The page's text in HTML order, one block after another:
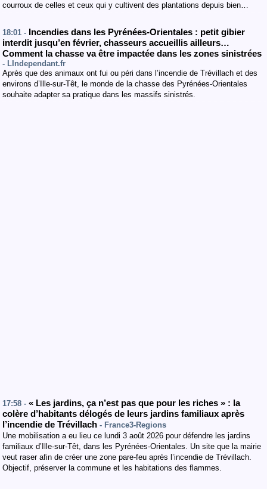
courroux de celles et ceux qui y cultivent des plantations depuis bien…
18:01 - Incendies dans les Pyrénées-Orientales : petit gibier
interdit jusqu’en février, chasseurs accueillis ailleurs…
Comment la chasse va être impactée dans les zones sinistrées
- LIndependant.fr
Après que des animaux ont fui ou péri dans l’incendie de Trévillach et des
environs d’Ille-sur-Têt, le monde de la chasse des Pyrénées-Orientales
souhaite adapter sa pratique dans les massifs sinistrés.
17:58 - « Les jardins, ça n’est pas que pour les riches » : la
colère d’habitants délogés de leurs jardins familiaux après
l’incendie de Trévillach - France3-Regions
Une mobilisation a eu lieu ce lundi 3 août 2026 pour défendre les jardins
familiaux d’Ille-sur-Têt, dans les Pyrénées-Orientales. Un site que la mairie
veut raser afin de créer une zone pare-feu après l’incendie de Trévillach.
Objectif, préserver la commune et les habitations des flammes.